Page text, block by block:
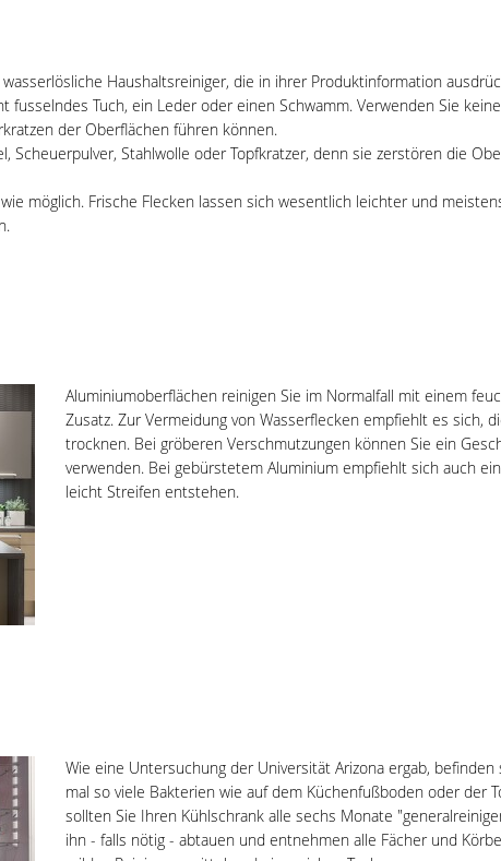
Haushaltsreiniger, die in ihrer Produktinformation
fusselndes Tuch, ein Leder oder einen Schwamm. Verwenden Sie
der Oberflächen führen können.
Scheuerpulver, Stahlwolle oder Topfkratzer, denn sie zerstören die
möglich. Frische Flecken lassen sich wesentlich leichter und
Aluminiumoberflächen reinigen Sie im Normalfall mit einem
Zusatz. Zur Vermeidung von Wasserflecken empfiehlt es sich,
trocknen. Bei gröberen Verschmutzungen können Sie ein
verwenden. Bei gebürstetem Aluminium empfiehlt sich auch
leicht Streifen entstehen.
Wie eine Untersuchung der Universität Arizona ergab,
mal so viele Bakterien wie auf dem Küchenfußboden oder der
sollten Sie Ihren Kühlschrank alle sechs Monate
ihn - falls nötig - abtauen und entnehmen alle Fächer und